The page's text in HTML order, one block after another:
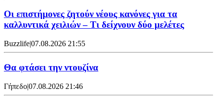
Οι επιστήμονες ζητούν νέους κανόνες για τα
καλλυντικά χειλιών – Τι δείχνουν δύο μελέτες
Buzzlife|07.08.2026 21:55
Θα φτάσει την ντουζίνα
Γήπεδο|07.08.2026 21:46